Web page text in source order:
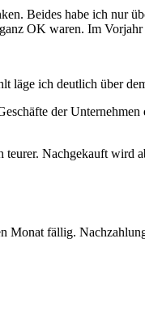
Beides habe ich nur
OK waren. Im
läge ich deutlich über
der Unternehmen
Nachgekauft wird
Monat fällig.